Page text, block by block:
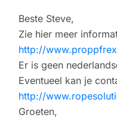
Beste Steve,
Zie hier meer
http://
Er is geen
Eventueel kan je
http://
Groeten,